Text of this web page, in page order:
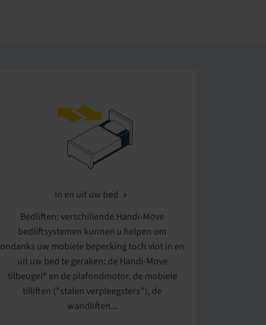
In en uit uw bed
Bedliften: verschillende Handi-Move
bedliftsystemen kunnen u helpen om
ondanks uw mobiele beperking toch vlot in en
uit uw bed te geraken: de Handi-Move
tilbeugel® en de plafondmotor, de mobiele
tilliften ("stalen verpleegsters"), de
wandliften...